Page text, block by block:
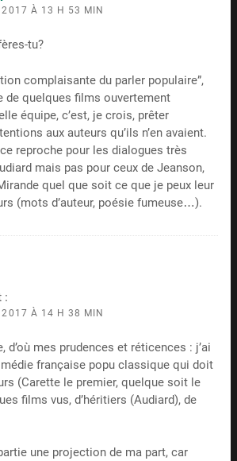
2017 À 13 H 53 MIN
tu?
complaisante du parler populaire”,
de quelques films ouvertement
équipe, c’est, je crois, prêter
aux auteurs qu’ils n’en avaient.
reproche pour les dialogues très
mais pas pour ceux de Jeanson,
quel que soit ce que je peux leur
(mots d’auteur, poésie fumeuse…).
:
2017 À 14 H 38 MIN
d’où mes prudences et réticences : j’ai
française popu classique qui doit
(Carette le premier, quelque soit le
films vus, d’héritiers (Audiard), de
une projection de ma part, car